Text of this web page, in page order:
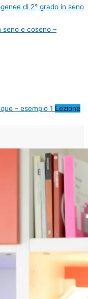
di 2° grado in seno
seno e coseno –
– esempio 1 Lezione